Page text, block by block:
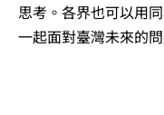
思考。各界也可以用
一起面對臺灣未來的問